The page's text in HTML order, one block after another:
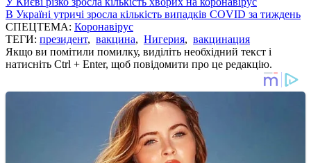
В Україні утричі зросла кількість випадків COVID за тиждень
СПЕЦТЕМА: Коронавірус
ТЕГИ: президент, вакцина, Нигерия, вакцинация
Якщо ви помітили помилку, виділіть необхідний текст і
натисніть Ctrl + Enter, щоб повідомити про це редакцію.